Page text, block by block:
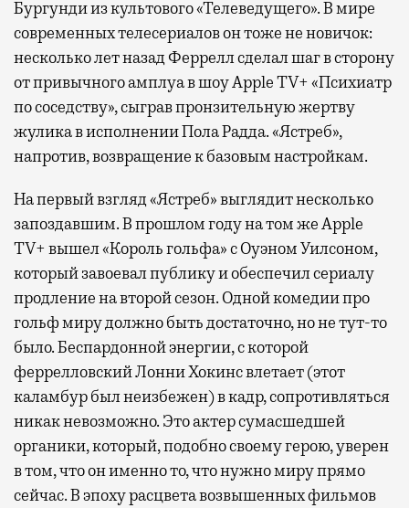
Бургунди из культового «Телеведущего». В мире
современных телесериалов он тоже не новичок:
несколько лет назад Феррелл сделал шаг в сторону
от привычного амплуа в шоу Apple TV+ «Психиатр
по соседству», сыграв пронзительную жертву
жулика в исполнении Пола Радда. «Ястреб»,
напротив, возвращение к базовым настройкам.
На первый взгляд «Ястреб» выглядит несколько
запоздавшим. В прошлом году на том же Apple
TV+ вышел «Король гольфа» с Оуэном Уилсоном,
который завоевал публику и обеспечил сериалу
продление на второй сезон. Одной комедии про
гольф миру должно быть достаточно, но не тут-то
было. Беспардонной энергии, с которой
феррелловский Лонни Хокинс влетает (этот
каламбур был неизбежен) в кадр, сопротивляться
никак невозможно. Это актер сумасшедшей
органики, который, подобно своему герою, уверен
в том, что он именно то, что нужно миру прямо
сейчас. В эпоху расцвета возвышенных фильмов